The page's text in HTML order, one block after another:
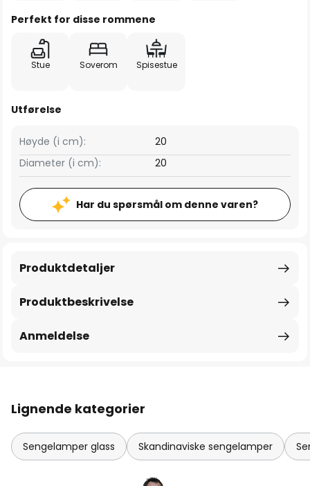
Perfekt for disse rommene
Stue Soverom Spisestue
Utførelse
Høyde (i cm):
20
Diameter (i cm):
20
Har du spørsmål om denne varen?
Produktbeskrivelse
Produktdetaljer
Anmeldelse
Lignende kategorier
Sengelamper glass Skandinaviske sengelamper